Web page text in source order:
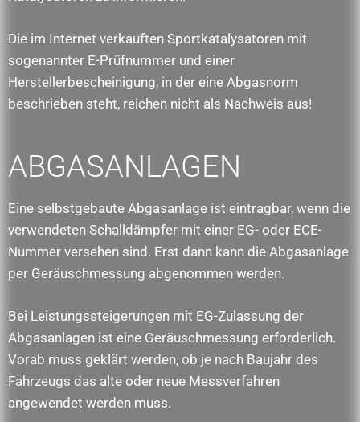
Die im Internet verkauften Sportkatalysatoren mit
sogenannter E-Prüfnummer und einer
Herstellerbescheinigung, in der eine Abgasnorm
beschrieben steht, reichen nicht als Nachweis aus!
ABGASANLAGEN
Eine selbstgebaute Abgasanlage ist eintragbar, wenn die
verwendeten Schalldämpfer mit einer EG- oder ECE-
Nummer versehen sind. Erst dann kann die Abgasanlage
per Geräuschmessung abgenommen werden.
Bei Leistungssteigerungen mit EG-Zulassung der
Abgasanlagen ist eine Geräuschmessung erforderlich.
Vorab muss geklärt werden, ob je nach Baujahr des
Fahrzeugs das alte oder neue Messverfahren
angewendet werden muss.